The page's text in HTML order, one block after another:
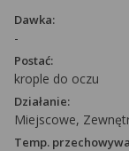
Dawka:
-
Postać:
krople do oczu
Działanie:
Miejscowe,
Temp.